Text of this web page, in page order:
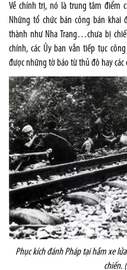
Về chính trị, nó là trung tâm điểm
Những tổ chức bán công bán khai
thành như Nha Trang…chưa bị
chính, các Ủy ban vẫn tiếp tục
được những tờ báo từ thủ đô hay
Phục kích đánh Pháp tại hầm xe
chiến.